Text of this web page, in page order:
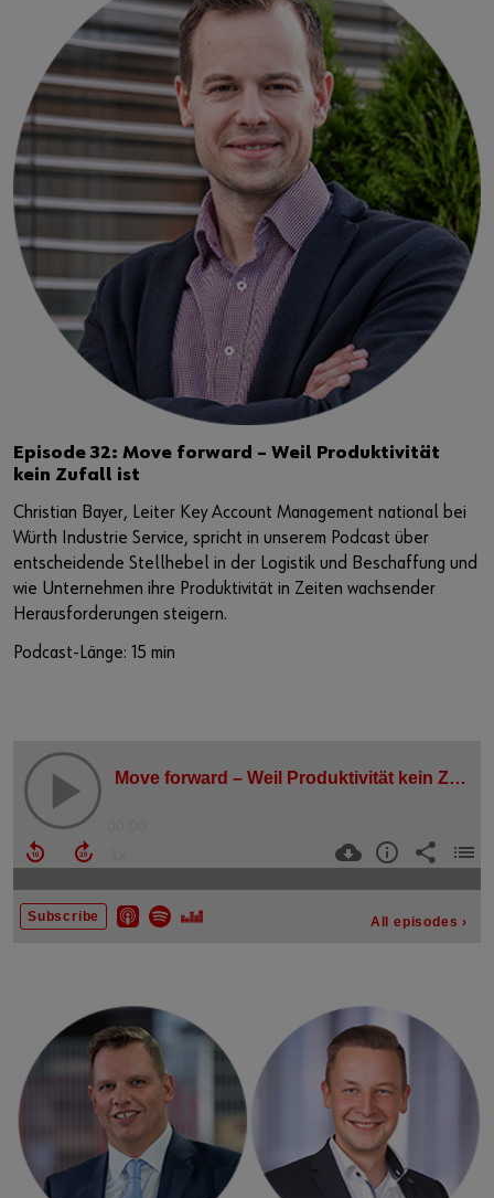
Episode 32: Move forward – Weil Produktivität
kein Zufall ist
Christian Bayer, Leiter Key Account Management national bei
Würth Industrie Service, spricht in unserem Podcast über
entscheidende Stellhebel in der Logistik und Beschaffung und
wie Unternehmen ihre Produktivität in Zeiten wachsender
Herausforderungen steigern.
Podcast-Länge: 15 min